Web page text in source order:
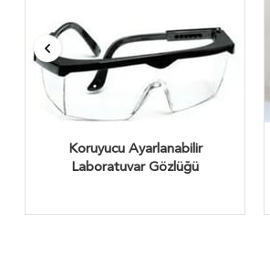
Koruyucu Ayarlanabilir
Laboratuvar Gözlüğü